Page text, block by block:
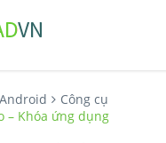
Android
Công cụ
– Khóa ứng dụng